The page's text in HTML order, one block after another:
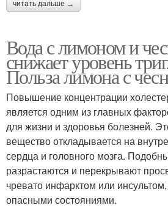
читать дальше →
Вода с лимоном и
снижает уровень
Польза лимона с
Повышение концентрации
является одним из главных
для жизни и здоровья болезней.
вещество откладывается на
сердца и головного мозга.
разрастаются и перекрывают
чревато инфарктом или
опасными состояниями.